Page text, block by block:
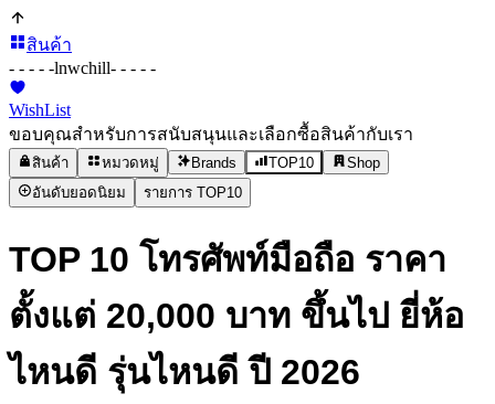
สินค้า
- - - - -lnwchill- - - - -
WishList
ขอบคุณสำหรับการสนับสนุนและเลือกซื้อสินค้ากับเรา
สินค้า หมวดหมู่ Brands TOP10
Shop
อันดับยอดนิยม
รายการ TOP10
TOP 10 โทรศัพท์มือถือ ราคา
ตั้งแต่ 20,000 บาท ขึ้นไป ยี่ห้อ
ไหนดี รุ่นไหนดี ปี 2026